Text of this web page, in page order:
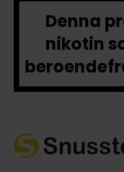
Denna
nikotin